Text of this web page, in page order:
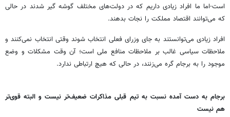
است-اما ما افراد زیادی داریم که در دولت‌های مختلف گوشه گیر شدند در حالی
که می‌توانند اقتصاد مملکت را نجات بدهند.
افراد زیادی می‌توانستند به جای وزرای فعلی انتخاب شوند وقتی انتخاب نمی‌کنند و
ملاحظات سیاسی غالب بر ملاحظات منافع ملی است؛ آن وقت مشکلات و وضع
موجود را به برجام گره می‌زنند، در حالی که هیچ ارتباطی ندارد.
برجام به دست آمده نسبت به تیم قبلی مذاکرات ضعیف‌تر نیست و البته قوی‌تر
هم نیست